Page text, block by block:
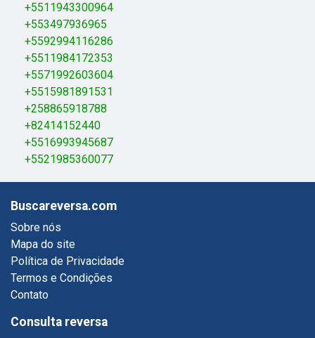
+5511943300964
+553497936965
+5592994116286
+5511984172353
+5571992603604
+5515981891531
+258865918788
+82414152440
+5516993945687
+5521985360077
Buscareversa.com
Sobre nós
Mapa do site
Política de Privacidade
Termos e Condições
Contato
Consulta reversa